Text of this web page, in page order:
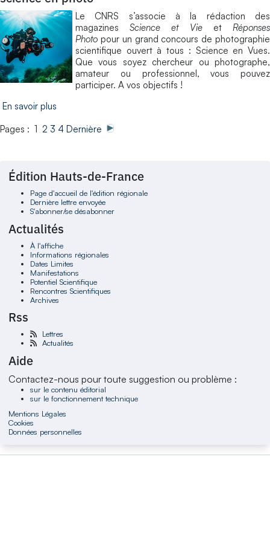
Le CNRS s’associe à la rédaction des
magazinesScience et Vieet Réponses
Photo pour un grand concours de photographie
scientifique ouvert à tous : Science en Vues.
Que vous soyez chercheur ou photographe,
amateur ou professionnel, vous pouvez
participer. A vos objectifs !
En savoir plus
Pages : 1 2 3 4 Dernière
Édition Hauts-de-France
Page d'accueil de l'édition régionale
Dernière lettre envoyée
S'abonner/se désabonner
Actualités
À l'affiche
Informations régionales
Dates Limites
Manifestations
Potentiel Scientifique
Rencontres Scientifiques
Archives
Rss
Lettres
Actualités
Aide
Contactez-nous pour toute suggestion ou problème :
sur le contenu éditorial
sur le fonctionnement technique
Mentions Légales
Cookies
Données personnelles